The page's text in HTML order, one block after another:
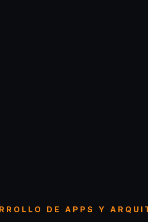
DE APPS Y